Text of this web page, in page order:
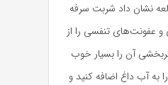
نشان داد شربت سرفه
عفونت‌های تنفسی را از
از شرکت کنندگان اثربخشی آن را بسیار خوب
آب داغ اضافه کنید و